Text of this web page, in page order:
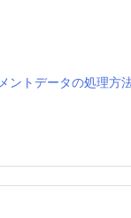
ントデータの処理方